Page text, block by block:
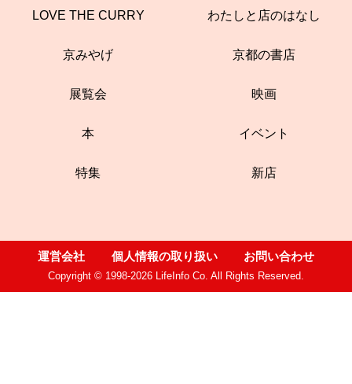
LOVE THE CURRY わたしと店のはなし
京みやげ 京都の書店
展覧会 映画
本 イベント
特集 新店
運営会社 個人情報の取り扱い お問い合わせ
Copyright © 1998-2026 LifeInfo Co. All Rights Reserved.